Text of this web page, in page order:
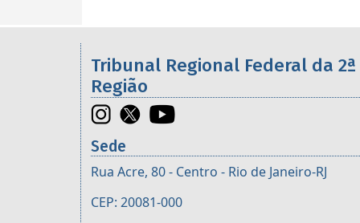
Informações úteis sobre os
Tribunal Regional Federal da 2ª
Região
Sede
Rua Acre, 80 - Centro - Rio de Janeiro-RJ
CEP: 20081-000